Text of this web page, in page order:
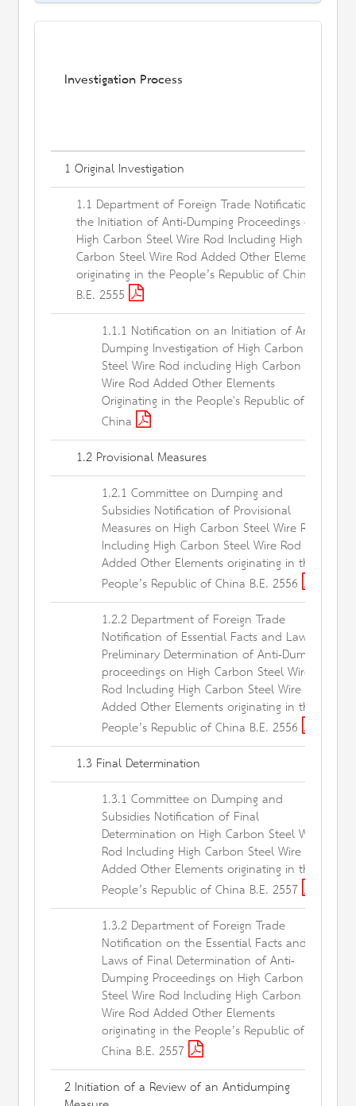
Investigation Process
1 Original Investigation
1.1 Department of Foreign Trade Notification of
the Initiation of Anti-Dumping Proceedings on
High Carbon Steel Wire Rod Including High
Carbon Steel Wire Rod Added Other Elements
originating in the People’s Republic of China
B.E. 2555
1.1.1 Notification on an Initiation of Anti-
Dumping Investigation of High Carbon
Steel Wire Rod including High Carbon Steel
Wire Rod Added Other Elements
Originating in the People's Republic of
China
1.2 Provisional Measures
1.2.1 Committee on Dumping and
Subsidies Notification of Provisional
Measures on High Carbon Steel Wire Rod
Including High Carbon Steel Wire Rod
Added Other Elements originating in the
People’s Republic of China B.E. 2556
1.2.2 Department of Foreign Trade
Notification of Essential Facts and Laws of
Preliminary Determination of Anti-Dumping
proceedings on High Carbon Steel Wire
Rod Including High Carbon Steel Wire Rod
Added Other Elements originating in the
People’s Republic of China B.E. 2556
1.3 Final Determination
1.3.1 Committee on Dumping and
Subsidies Notification of Final
Determination on High Carbon Steel Wire
Rod Including High Carbon Steel Wire Rod
Added Other Elements originating in the
People’s Republic of China B.E. 2557
1.3.2 Department of Foreign Trade
Notification on the Essential Facts and
Laws of Final Determination of Anti-
Dumping Proceedings on High Carbon
Steel Wire Rod Including High Carbon Steel
Wire Rod Added Other Elements
originating in the People’s Republic of
China B.E. 2557
2 Initiation of a Review of an Antidumping